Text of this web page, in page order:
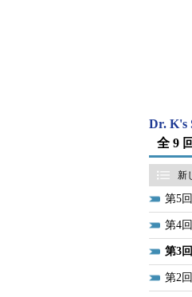
SQL
「
使用可
マニ
システ
し、
いうの
では、
ょう。
Dr. K's
全 9 回
新
5
4
3
2